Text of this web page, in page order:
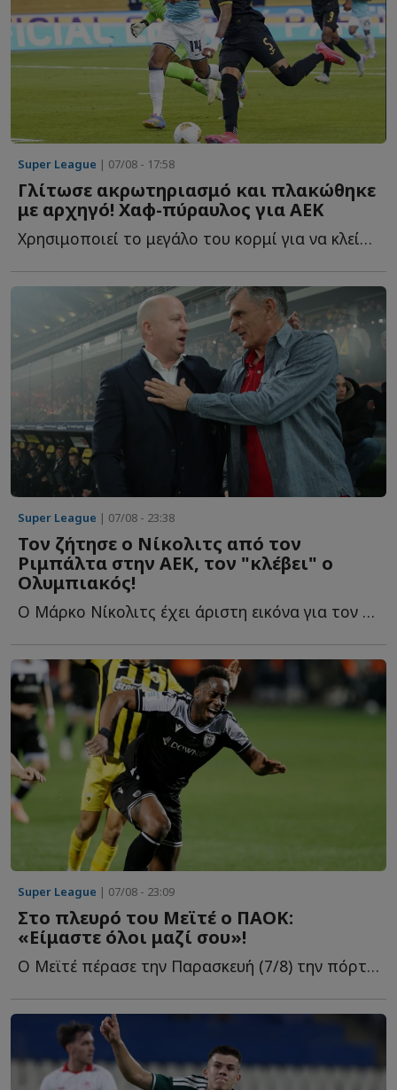
Super League | 07/08 - 17:58
Γλίτωσε ακρωτηριασμό και πλακώθηκε
με αρχηγό! Χαφ-πύραυλος για ΑΕΚ
Χρησιμοποιεί το μεγάλο του κορμί για να κλείσει χώρους, ν...
Super League | 07/08 - 23:38
Τον ζήτησε ο Νίκολιτς από τον
Ριμπάλτα στην ΑΕΚ, τον "κλέβει" ο
Ολυμπιακός!
Ο Μάρκο Νίκολιτς έχει άριστη εικόνα για τον παίκτη κ...
Super League | 07/08 - 23:09
Στο πλευρό του Μεϊτέ ο ΠΑΟΚ:
«Είμαστε όλοι μαζί σου»!
Ο Μεϊτέ πέρασε την Παρασκευή (7/8) την πόρτα του χειρουργείου γ...